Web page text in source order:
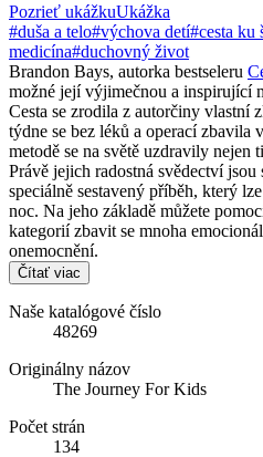
Pozrieť ukážkuUkážka
#duša a telo#výchova detí#cesta ku
medicína#duchovný život
Brandon Bays, autorka bestseleru
možné její výjimečnou a inspirující
Cesta se zrodila z autorčiny vlastní
týdne se bez léků a operací
metodě se na světě uzdravily nejen
Právě jejich radostná svědectví
speciálně sestavený příběh, který
noc. Na jeho základě můžete
kategorií zbavit se mnoha
onemocnění.
Čítať viac
Naše katalógové číslo
48269
Originálny názov
The Journey For Kids
Počet strán
134